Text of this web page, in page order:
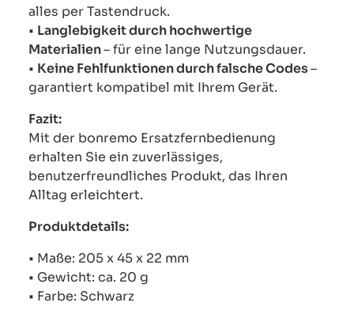
alles per Tastendruck.
• Langlebigkeit durch hochwertige
Materialien– für eine lange Nutzungsdauer.
• Keine Fehlfunktionen durch falsche Codes–
garantiert kompatibel mit Ihrem Gerät.
Fazit:
Mit der bonremo Ersatzfernbedienung
erhalten Sie ein zuverlässiges,
benutzerfreundliches Produkt, das Ihren
Alltag erleichtert.
Produktdetails:
• Maße: 205 x 45 x 22 mm
• Gewicht: ca. 20 g
• Farbe: Schwarz